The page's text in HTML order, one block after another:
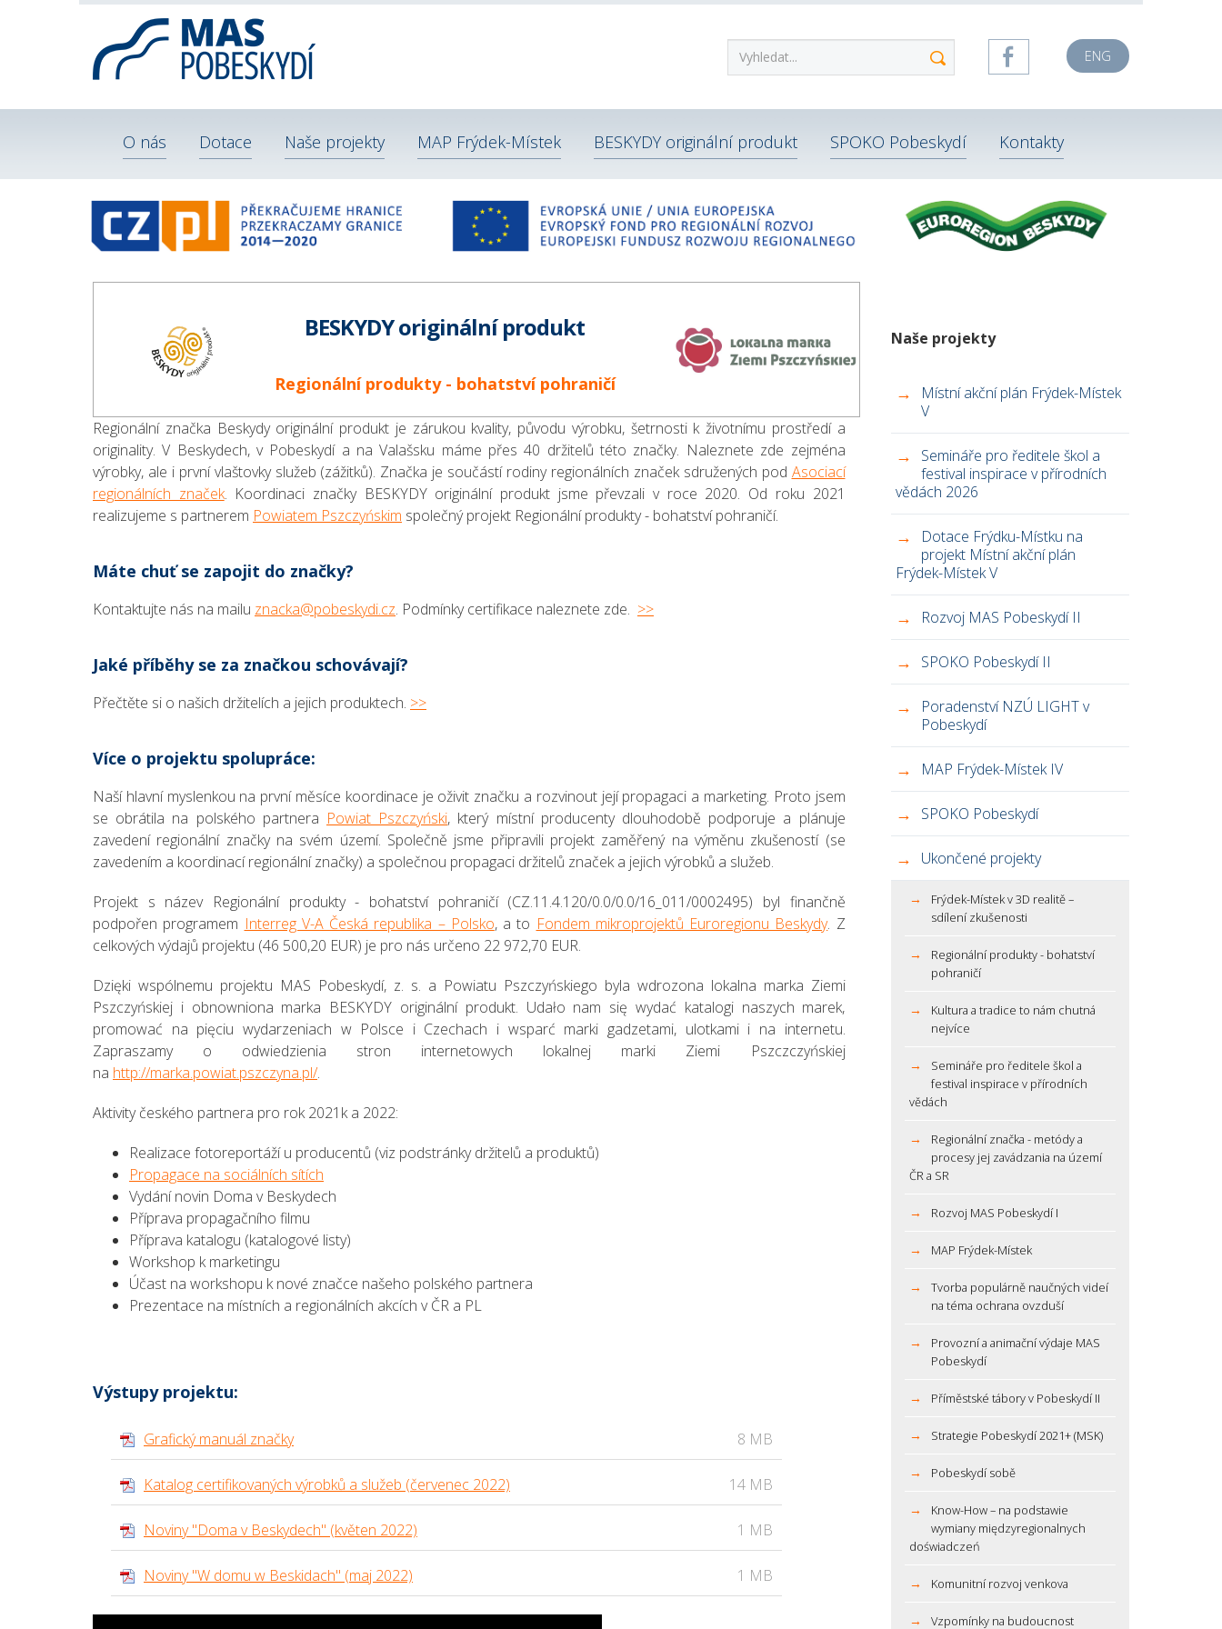
ENG
O nás Dotace Naše projekty MAP Frýdek-Místek BESKYDY originální produkt SPOKO Pobeskydí Kontakty
BESKYDY originální produkt
Regionální produkty - bohatství pohraničí
Regionální značka Beskydy originální produkt je zárukou kvality, původu výrobku, šetrnosti k životnímu prostředí a
originality. V Beskydech, v Pobeskydí a na Valašsku máme přes 40 držitelů této značky. Naleznete zde zejména
výrobky, ale i první vlaštovky služeb (zážitků). Značka je součástí rodiny regionálních značek sdružených pod Asociací
regionálních značek. Koordinaci značky BESKYDY originální produkt jsme převzali v roce 2020. Od roku 2021
realizujeme s partnerem Powiatem Pszczyńskim společný projekt Regionální produkty - bohatství pohraničí.
Máte chuť se zapojit do značky?
Kontaktujte nás na mailu znacka@pobeskydi.cz. Podmínky certifikace naleznete zde. >>
Jaké příběhy se za značkou schovávají?
Přečtěte si o našich držitelích a jejich produktech. >>
Více o projektu spolupráce:
Naší hlavní myslenkou na první měsíce koordinace je oživit značku a rozvinout její propagaci a marketing. Proto jsem
se obrátila na polského partnera Powiat Pszczyński, který místní producenty dlouhodobě podporuje a plánuje
zavedení regionální značky na svém území. Společně jsme připravili projekt zaměřený na výměnu zkušeností (se
zavedením a koordinací regionální značky) a společnou propagaci držitelů značek a jejich výrobků a služeb.
Projekt s název Regionální produkty - bohatství pohraničí (CZ.11.4.120/0.0/0.0/16_011/0002495) byl finančně
podpořen programem Interreg V-A Česká republika – Polsko, a to Fondem mikroprojektů Euroregionu Beskydy. Z
celkových výdajů projektu (46 500,20 EUR) je pro nás určeno 22 972,70 EUR.
Dzięki wspólnemu projektu MAS Pobeskydí, z. s. a Powiatu Pszczyńskiego byla wdrozona lokalna marka Ziemi
Pszczyńskiej i obnowniona marka BESKYDY originální produkt. Udało nam się wydać katalogi naszych marek,
promować na pięciu wydarzeniach w Polsce i Czechach i wsparć marki gadzetami, ulotkami i na internetu.
Zapraszamy o odwiedzienia stron internetowych lokalnej marki Ziemi Pszczczyńskiej
na http://marka.powiat.pszczyna.pl/.
Aktivity českého partnera pro rok 2021k a 2022:
Realizace fotoreportáží u producentů (viz podstránky držitelů a produktů)
Propagace na sociálních sítích
Vydání novin Doma v Beskydech
Příprava propagačního filmu
Příprava katalogu (katalogové listy)
Workshop k marketingu
Účast na workshopu k nové značce našeho polského partnera
Prezentace na místních a regionálních akcích v ČR a PL
Výstupy projektu:
Grafický manuál značky 8 MB
Katalog certifikovaných výrobků a služeb (červenec 2022) 14 MB
Noviny "Doma v Beskydech" (květen 2022) 1 MB
Noviny "W domu w Beskidach" (maj 2022) 1 MB
Naše projekty
Místní akční plán Frýdek-Místek
V
Semináře pro ředitele škol a
festival inspirace v přírodních
vědách 2026
Dotace Frýdku-Místku na
projekt Místní akční plán
Frýdek-Místek V
Rozvoj MAS Pobeskydí II
SPOKO Pobeskydí II
Poradenství NZÚ LIGHT v
Pobeskydí
MAP Frýdek-Místek IV
SPOKO Pobeskydí
Ukončené projekty
Frýdek-Místek v 3D realitě –
sdílení zkušenosti
Regionální produkty - bohatství
pohraničí
Kultura a tradice to nám chutná
nejvíce
Semináře pro ředitele škol a
festival inspirace v přírodních
vědách
Regionální značka - metódy a
procesy jej zavádzania na území
ČR a SR
Rozvoj MAS Pobeskydí I
MAP Frýdek-Místek
Tvorba populárně naučných videí
na téma ochrana ovzduší
Provozní a animační výdaje MAS
Pobeskydí
Příměstské tábory v Pobeskydí II
Strategie Pobeskydí 2021+ (MSK)
Pobeskydí sobě
Know-How – na podstawie
wymiany międzyregionalnych
doświadczeń
Komunitní rozvoj venkova
Vzpomínky na budoucnost